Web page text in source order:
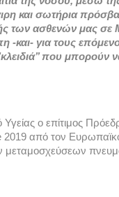
και σωτήρια
των ασθενών μας
-και- για τους
που μπορούν
ο επίτιμος
2019 από τον
μεταμοσχεύσεων